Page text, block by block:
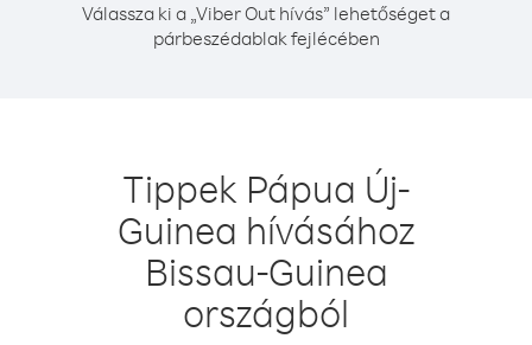
Válassza ki a „Viber Out hívás” lehetőséget a
párbeszédablak fejlécében
Tippek Pápua Új-
Guinea hívásához
Bissau-Guinea
országból